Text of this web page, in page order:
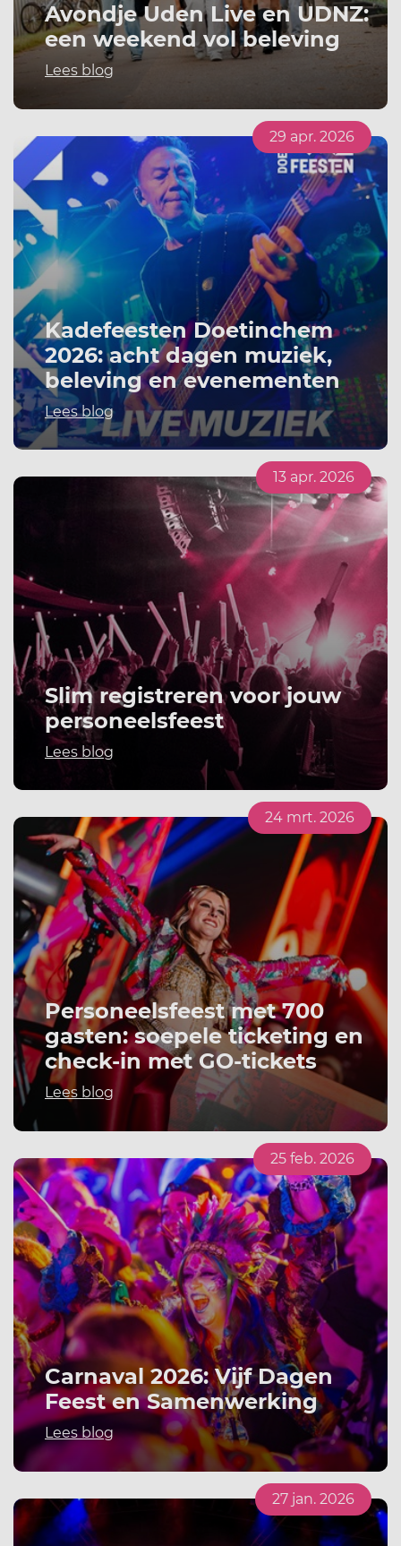
Avondje Uden Live en UDNZ:
een weekend vol beleving
Lees blog
Kadefeesten Doetinchem
2026: acht dagen muziek,
beleving en evenementen
Lees blog
29 apr. 2026
Slim registreren voor jouw
personeelsfeest
Lees blog
13 apr. 2026
Personeelsfeest met 700
gasten: soepele ticketing en
check-in met GO-tickets
Lees blog
24 mrt. 2026
Carnaval 2026: Vijf Dagen
Feest en Samenwerking
Lees blog
25 feb. 2026
27 jan. 2026